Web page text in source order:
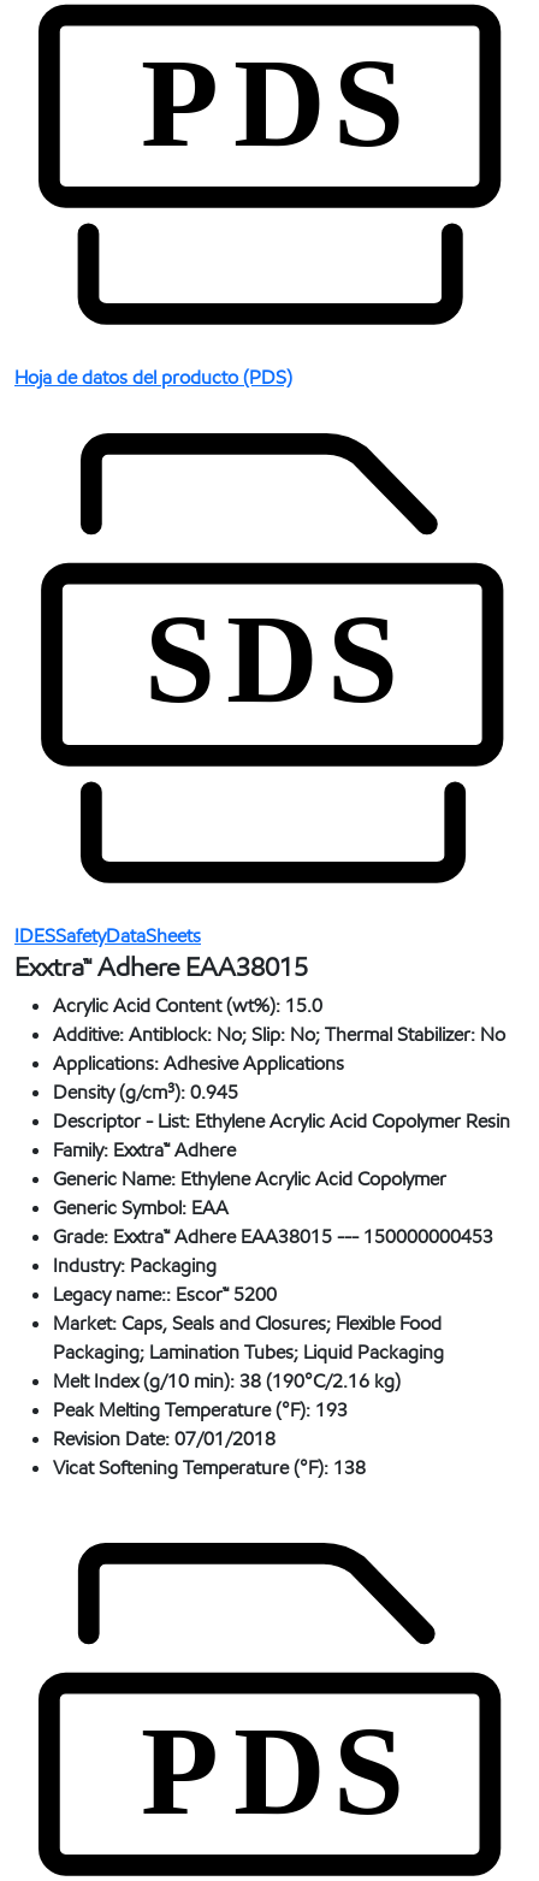
Hoja de datos del producto (PDS)
IDESSafetyDataSheets
Exxtra™ Adhere EAA38015
Acrylic Acid Content (wt%): 15.0
Additive:Antiblock: No; Slip: No; Thermal Stabilizer: No
Applications:Adhesive Applications
Density (g/cm³):0.945
Descriptor - List: Ethylene Acrylic Acid Copolymer Resin
Family: Exxtra™ Adhere
Generic Name: Ethylene Acrylic Acid Copolymer
Generic Symbol: EAA
Grade: Exxtra™ Adhere EAA38015 --- 150000000453
Industry: Packaging
Legacy name:: Escor™ 5200
Market:Caps, Seals and Closures; Flexible Food
Packaging; Lamination Tubes; Liquid Packaging
Melt Index (g/10 min):38 (190°C/2.16 kg)
Peak Melting Temperature (°F): 193
Revision Date:07/01/2018
Vicat Softening Temperature (°F): 138